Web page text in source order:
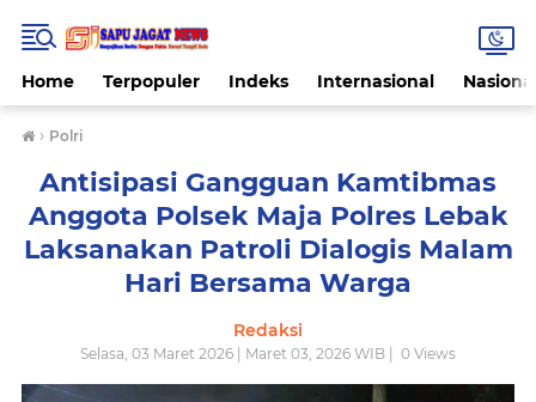
Home Terpopuler Indeks Internasional
› Polri
Antisipasi Gangguan Kamtibmas
Anggota Polsek Maja Polres Lebak
Laksanakan Patroli Dialogis Malam
Hari Bersama Warga
Redaksi
Selasa, 03 Maret 2026 | Maret 03, 2026 WIB | 0 Views